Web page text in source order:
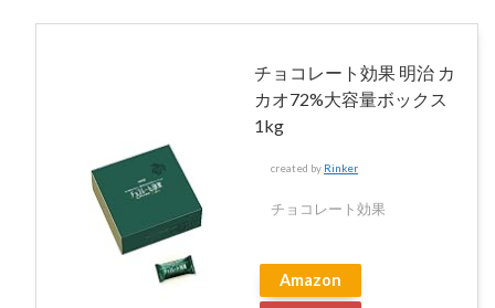
チョコレート効果 明治 カ
カオ72%大容量ボックス
1kg
created by Rinker
チョコレート効果
Amazon